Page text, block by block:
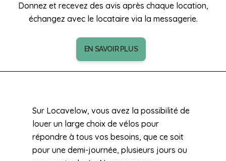
Donnez et recevez des avis après chaque location,
échangez avec le locataire via la messagerie.
EN SAVOIR PLUS
Sur Locavelow, vous avez la possibilité de
louer un large choix de vélos pour
répondre à tous vos besoins, que ce soit
pour une demi-journée, plusieurs jours ou